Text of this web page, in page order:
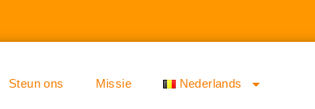
Steun ons Missie Nederlands